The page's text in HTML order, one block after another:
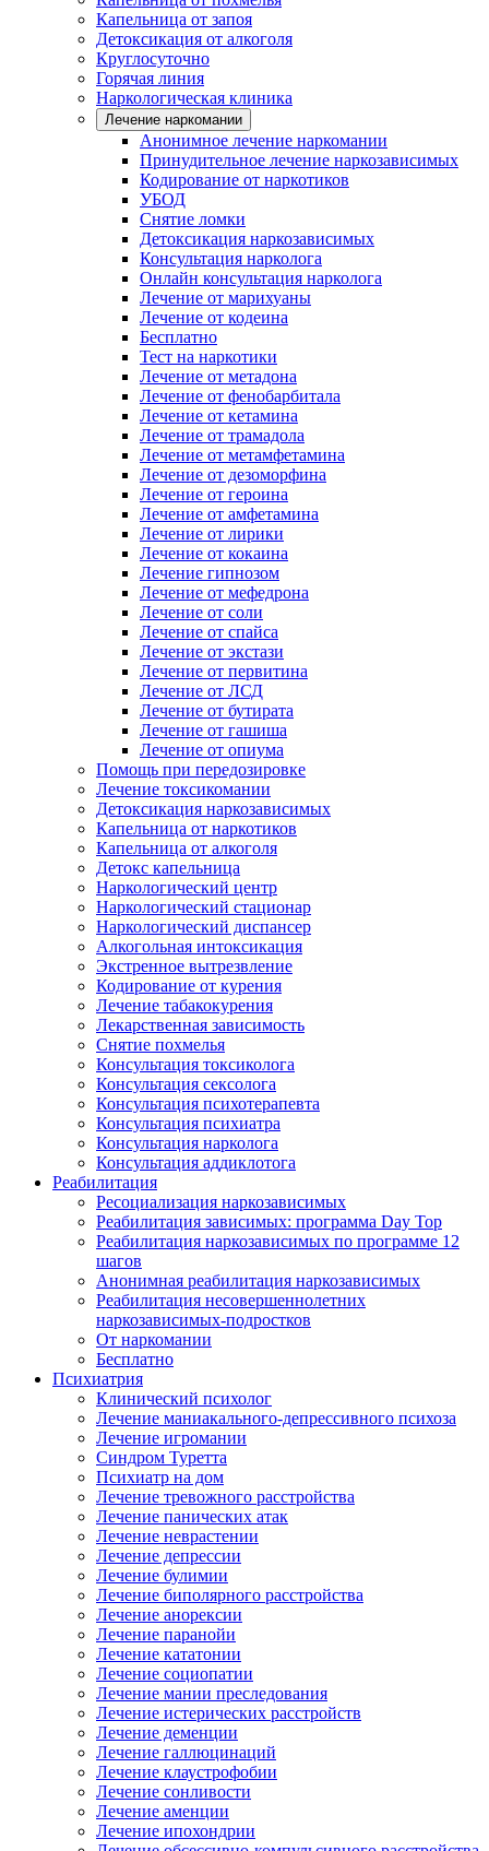
Капельница от запоя
Детоксикация от алкоголя
Круглосуточно
Горячая линия
Наркологическая клиника
Лечение наркомании
Анонимное лечение наркомании
Принудительное лечение наркозависимых
Кодирование от наркотиков
УБОД
Снятие ломки
Детоксикация наркозависимых
Консультация нарколога
Онлайн консультация нарколога
Лечение от марихуаны
Лечение от кодеина
Бесплатно
Тест на наркотики
Лечение от метадона
Лечение от фенобарбитала
Лечение от кетамина
Лечение от трамадола
Лечение от метамфетамина
Лечение от дезоморфина
Лечение от героина
Лечение от амфетамина
Лечение от лирики
Лечение от кокаина
Лечение гипнозом
Лечение от мефедрона
Лечение от соли
Лечение от спайса
Лечение от экстази
Лечение от первитина
Лечение от ЛСД
Лечение от бутирата
Лечение от гашиша
Лечение от опиума
Помощь при передозировке
Лечение токсикомании
Детоксикация наркозависимых
Капельница от наркотиков
Капельница от алкоголя
Детокс капельница
Наркологический центр
Наркологический стационар
Наркологический диспансер
Алкогольная интоксикация
Экстренное вытрезвление
Кодирование от курения
Лечение табакокурения
Лекарственная зависимость
Снятие похмелья
Консультация токсиколога
Консультация сексолога
Консультация психотерапевта
Консультация психиатра
Консультация нарколога
Консультация аддиклотога
Реабилитация
Ресоциализация наркозависимых
Реабилитация зависимых: программа Day Top
Реабилитация наркозависимых по программе 12
шагов
Анонимная реабилитация наркозависимых
Реабилитация несовершеннолетних
наркозависимых-подростков
От наркомании
Бесплатно
Психиатрия
Клинический психолог
Лечение маниакального-депрессивного психоза
Лечение игромании
Синдром Туретта
Психиатр на дом
Лечение тревожного расстройства
Лечение панических атак
Лечение неврастении
Лечение депрессии
Лечение булимии
Лечение биполярного расстройства
Лечение анорексии
Лечение паранойи
Лечение кататонии
Лечение социопатии
Лечение мании преследования
Лечение истерических расстройств
Лечение деменции
Лечение галлюцинаций
Лечение клаустрофобии
Лечение сонливости
Лечение аменции
Лечение ипохондрии